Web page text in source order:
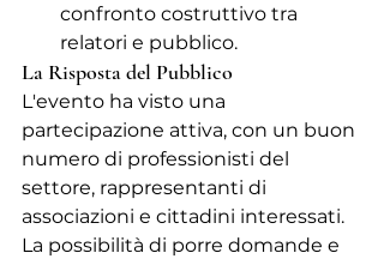
confronto costruttivo tra
relatori e pubblico.
La Risposta del Pubblico
L'evento ha visto una
partecipazione attiva, con un buon
numero di professionisti del
settore, rappresentanti di
associazioni e cittadini interessati.
La possibilità di porre domande e